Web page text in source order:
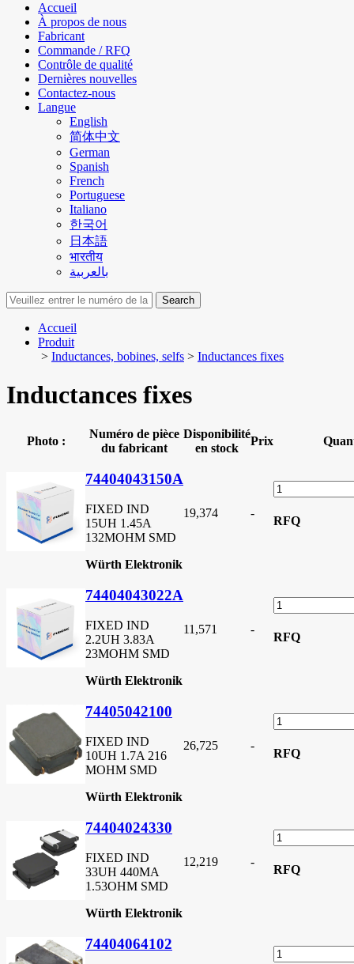
Accueil
À propos de nous
Fabricant
Commande / RFQ
Contrôle de qualité
Dernières nouvelles
Contactez-nous
Langue
English
简体中文
German
Spanish
French
Portuguese
Italiano
한국어
日本語
भारतीय
بالعربية
Search
Accueil
Produit
> Inductances, bobines, selfs > Inductances fixes
Inductances fixes
Photo :
Numéro de pièce
du fabricant
Disponibilité
en stock
Prix
74404043150A
FIXED IND
15UH 1.45A
132MOHM SMD
Würth Elektronik
19,374 -
RFQ
74404043022A
FIXED IND
2.2UH 3.83A
23MOHM SMD
Würth Elektronik
11,571 -
RFQ
74405042100
FIXED IND
10UH 1.7A 216
MOHM SMD
Würth Elektronik
26,725 -
RFQ
74404024330
FIXED IND
33UH 440MA
1.53OHM SMD
Würth Elektronik
12,219 -
RFQ
74404064102